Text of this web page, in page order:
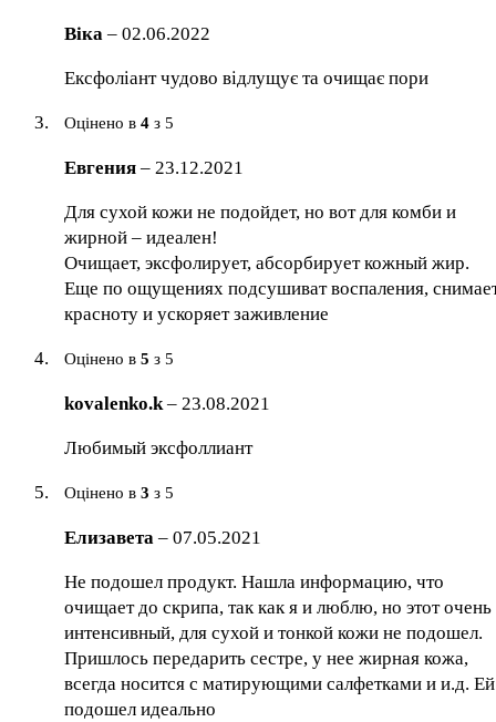
Віка – 02.06.2022
Ексфоліант чудово відлущує та очищає пори
Оцінено в 4 з 5
Евгения – 23.12.2021
Для сухой кожи не подойдет, но вот для комби и
жирной – идеален!
Очищает, эксфолирует, абсорбирует кожный жир.
Еще по ощущениях подсушиват воспаления,
красноту и ускоряет заживление
Оцінено в 5 з 5
kovalenko.k– 23.08.2021
Любимый эксфоллиант
Оцінено в 3 з 5
Елизавета – 07.05.2021
Не подошел продукт. Нашла информацию, что
очищает до скрипа, так как я и люблю, но этот очень
интенсивный, для сухой и тонкой кожи не подошел.
Пришлось передарить сестре, у нее жирная кожа,
всегда носится с матирующими салфетками и и.д. Ей
подошел идеально